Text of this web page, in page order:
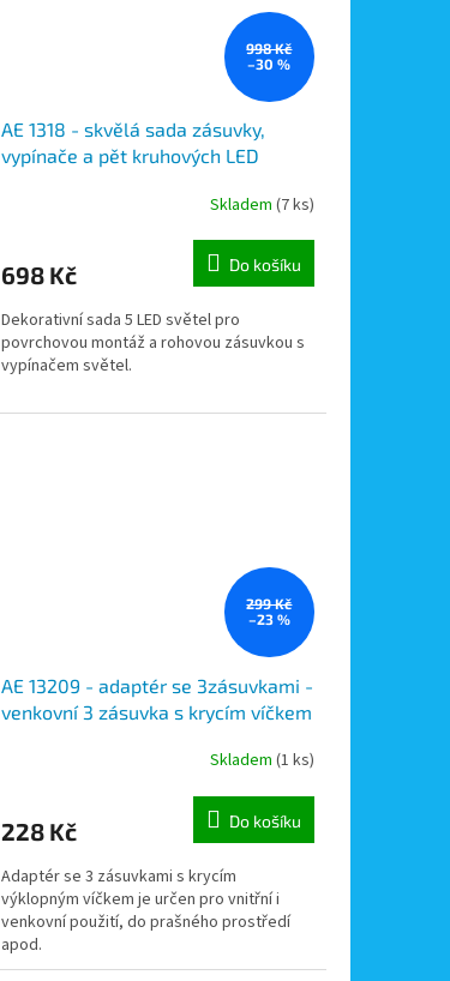
998 Kč
–30 %
AE 1318 - skvělá sada zásuvky,
vypínače a pět kruhových LED
Skladem (7 ks)
698 Kč Do košíku
Dekorativní sada 5 LED světel pro
povrchovou montáž a rohovou zásuvkou s
vypínačem světel.
299 Kč
–23 %
AE 13209 - adaptér se 3zásuvkami -
venkovní 3 zásuvka s krycím víčkem
Skladem (1 ks)
228 Kč Do košíku
Adaptér se 3 zásuvkami s krycím
výklopným víčkem je určen pro vnitřní i
venkovní použití, do prašného prostředí
apod.